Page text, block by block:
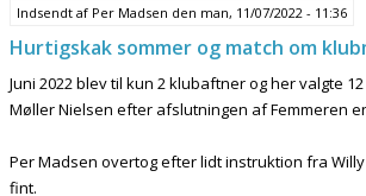
Indsendt af Per Madsen den man, 11/07/2022 - 11:36
Hurtigskak sommer og match om
Juni 2022 blev til kun 2 klubaftner og her valgte
Møller Nielsen efter afslutningen af Femmeren
Per Madsen overtog efter lidt instruktion fra
fint.